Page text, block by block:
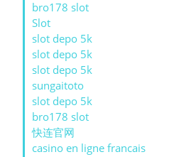
bro178 slot
Slot
slot depo 5k
slot depo 5k
slot depo 5k
sungaitoto
slot depo 5k
bro178 slot
快连官网
casino en ligne francais